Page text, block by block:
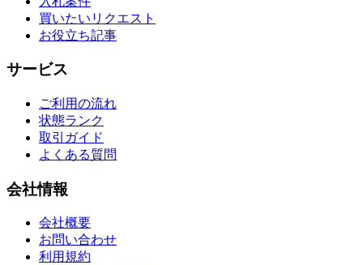
買いたいリクエスト
お役立ち記事
サービス
ご利用の流れ
状態ランク
取引ガイド
よくある質問
会社情報
会社概要
お問い合わせ
利用規約